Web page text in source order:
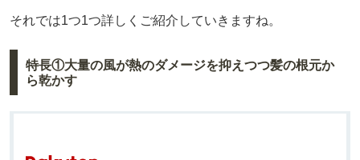
それでは1つ1つ詳しくご紹介していきますね。
特長①大量の風が熱のダメージを抑えつつ髪の根元か
ら乾かす